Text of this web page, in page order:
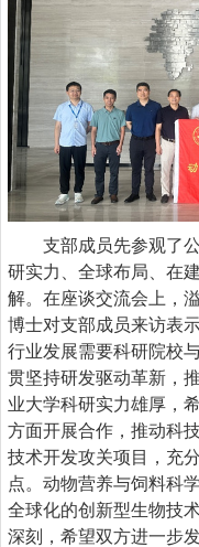
支部成员先参观了
研实力、全球布局、在
解。在座谈交流会上，
博士对支部成员来访表
行业发展需要科研院校
贯坚持研发驱动革新，
业大学科研实力雄厚，
方面开展合作，推动科
技术开发攻关项目，充
点。动物营养与饲料科
全球化的创新型生物技
深刻
， 希望双方进一步